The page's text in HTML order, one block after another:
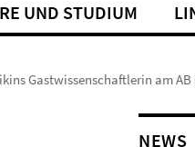
UND STUDIUM
Gastwissenschaftlerin am
NEWS